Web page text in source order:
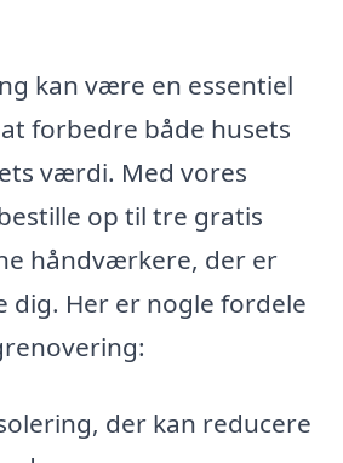
kan være en essentiel
forbedre både husets
værdi. Med vores
op til tre gratis
håndværkere, der er
dig. Her er nogle fordele
der kan reducere